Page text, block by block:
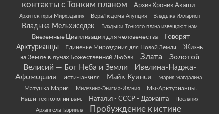
контакты с Тонким планом
Архив Хроник Акаши
Архитекторы Мироздания ВераЛюдома-Анунция Владыка Илларион
Владыка Мельхиседек Владыки Тонкого плана извещают нам
Внеземные Цивилизации для человечества
Говорят
Арктурианцы
Единение Мироздания для Новой Земли
Жизнь
на Земле в лучах Божественной Любви
Злата
Золотой
Велисий — Бог Неба и Земли
Ивелина-Наджа-
Афоморзия
Исти-Танзиля Майк Куинси Мария Магдалина
Матушка Мария Милузина-Энигма-Илания
Мы-Арктурианцы.
Наши технологии вам.
Наталья - СССР - Даэманта
Послания
Архангела Гавриила
Пробуждение к истине